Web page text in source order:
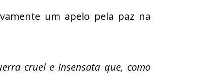
um apelo pela paz na
cruel e insensata que, como